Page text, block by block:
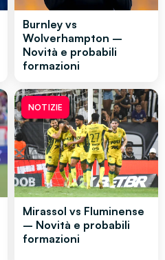
Burnley vs
Wolverhampton –
Novità e probabili
formazioni
NOTIZIE
Mirassol vs Fluminense
– Novità e probabili
formazioni